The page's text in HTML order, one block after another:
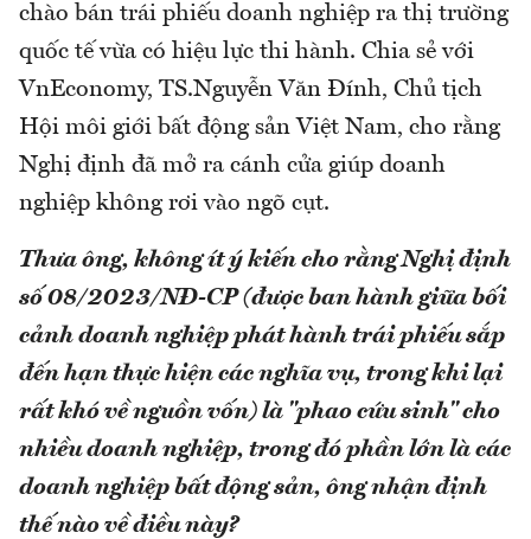
chào bán trái phiếu doanh nghiệp ra thị trường
quốc tế vừa có hiệu lực thi hành. Chia sẻ với
VnEconomy, TS.Nguyễn Văn Đính, Chủ tịch
Hội môi giới bất động sản Việt Nam, cho rằng
Nghị định đã mở ra cánh cửa giúp doanh
nghiệp không rơi vào ngõ cụt.
Thưa ông, không ít ý kiến cho rằng Nghị định
số 08/2023/NĐ-CP (được ban hành giữa bối
cảnh doanh nghiệp phát hành trái phiếu sắp
đến hạn thực hiện các nghĩa vụ, trong khi lại
rất khó về nguồn vốn) là "phao cứu sinh" cho
nhiều doanh nghiệp, trong đó phần lớn là các
doanh nghiệp bất động sản, ông nhận định
thế nào về điều này?